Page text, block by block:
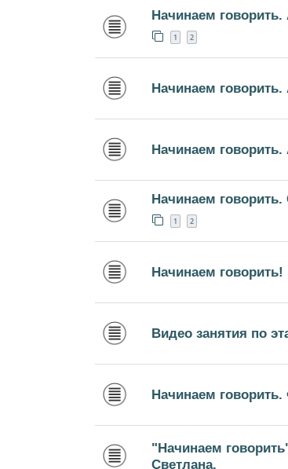
Начинаем говорить.
1 2
Начинаем говорить.
Начинаем говорить.
Начинаем
1 2
Начинаем говорить!
Видео занятия по
Начинаем говорить.
"Начинаем
Светлана.